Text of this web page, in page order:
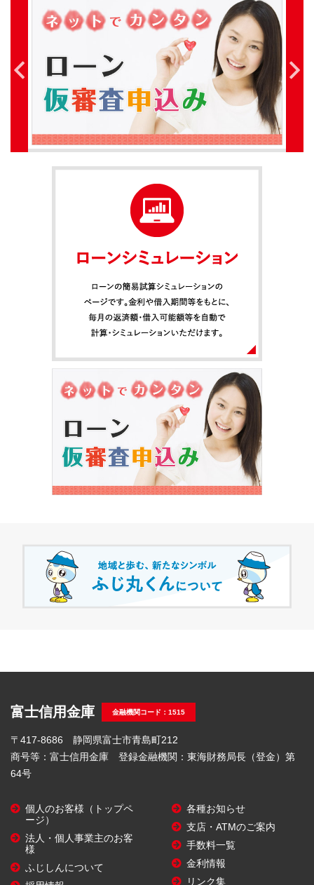
富士信用金庫 金融機関コード：1515
〒417-8686 静岡県富士市青島町212
商号等：富士信用金庫 登録金融機関：東海財務局長（登金）第
64号
個人のお客様（トップペ
ージ）
法人・個人事業主のお客
様
ふじしんについて
各種お知らせ
支店・ATMのご案内
手数料一覧
金利情報
リンク集